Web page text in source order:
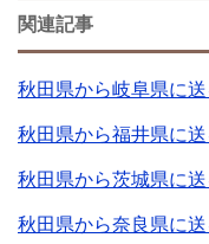
関連記事
秋田県から岐阜県に
秋田県から福井県に
秋田県から茨城県に
秋田県から奈良県に